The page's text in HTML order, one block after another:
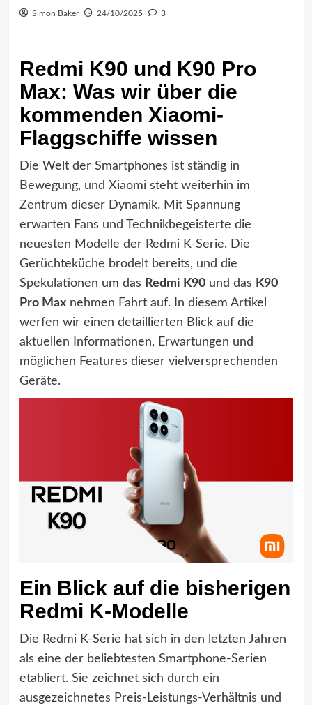
Simon Baker 24/10/2025 3
Redmi K90 und K90 Pro
Max: Was wir über die
kommenden Xiaomi-
Flaggschiffe wissen
Die Welt der Smartphones ist ständig in
Bewegung, und Xiaomi steht weiterhin im
Zentrum dieser Dynamik. Mit Spannung
erwarten Fans und Technikbegeisterte die
neuesten Modelle der Redmi K-Serie. Die
Gerüchteküche brodelt bereits, und die
Spekulationen um das Redmi K90und das K90
Pro Maxnehmen Fahrt auf. In diesem Artikel
werfen wir einen detaillierten Blick auf die
aktuellen Informationen, Erwartungen und
möglichen Features dieser vielversprechenden
Geräte.
Ein Blick auf die bisherigen
Redmi K-Modelle
Die Redmi K-Serie hat sich in den letzten Jahren
als eine der beliebtesten Smartphone-Serien
etabliert. Sie zeichnet sich durch ein
ausgezeichnetes Preis-Leistungs-Verhältnis und